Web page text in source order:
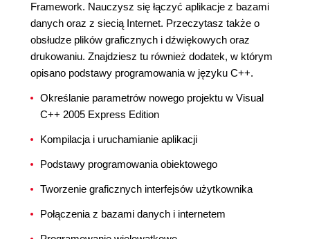
Framework. Nauczysz się łączyć aplikacje z bazami
danych oraz z siecią Internet. Przeczytasz także o
obsłudze plików graficznych i dźwiękowych oraz
drukowaniu. Znajdziesz tu również dodatek, w którym
opisano podstawy programowania w języku C++.
Określanie parametrów nowego projektu w Visual
C++ 2005 Express Edition
Kompilacja i uruchamianie aplikacji
Podstawy programowania obiektowego
Tworzenie graficznych interfejsów użytkownika
Połączenia z bazami danych i internetem